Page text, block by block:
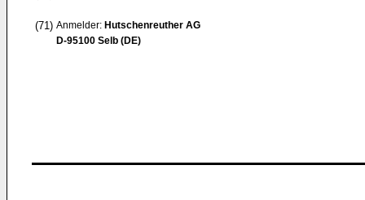
(71) Anmelder: Hutschenreuther AG
D-95100 Selb (DE)